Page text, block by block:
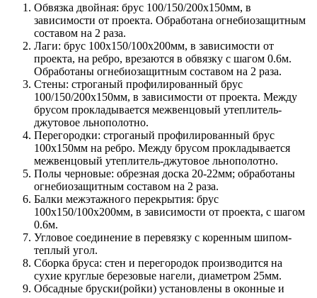
Обвязка двойная: брус 100/150/200х150мм, в
зависимости от проекта. Обработана огнебиозащитным
составом на 2 раза.
Лаги: брус 100х150/100х200мм, в зависимости от
проекта, на ребро, врезаются в обвязку с шагом 0.6м.
Обработаны огнебиозащитным составом на 2 раза.
Стены: строганый профилированный брус
100/150/200х150мм, в зависимости от проекта. Между
брусом прокладывается межвенцовый утеплитель-
джутовое льнополотно.
Перегородки: строганый профилированный брус
100х150мм на ребро. Между брусом прокладывается
межвенцовый утеплитель-джутовое льнополотно.
Полы черновые: обрезная доска 20-22мм; обработаны
огнебиозащитным составом на 2 раза.
Балки межэтажного перекрытия: брус
100х150/100х200мм, в зависимости от проекта, с шагом
0.6м.
Угловое соединение в перевязку с коренным шипом-
теплый угол.
Сборка бруса: стен и перегородок производится на
сухие круглые березовые нагели, диаметром 25мм.
Обсадные бруски(ройки) установлены в оконные и